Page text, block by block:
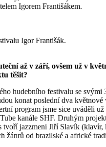
Igorem Františákem.
Igor Františák.
až v září, ovšem už v
těšit?
hudebního festivalu se
konat poslední dva
program jsme sice uváděli
kanále SHF. Druhým
tvoří jazzmeni Jiří Slavík
žánrů od brazilské a africké